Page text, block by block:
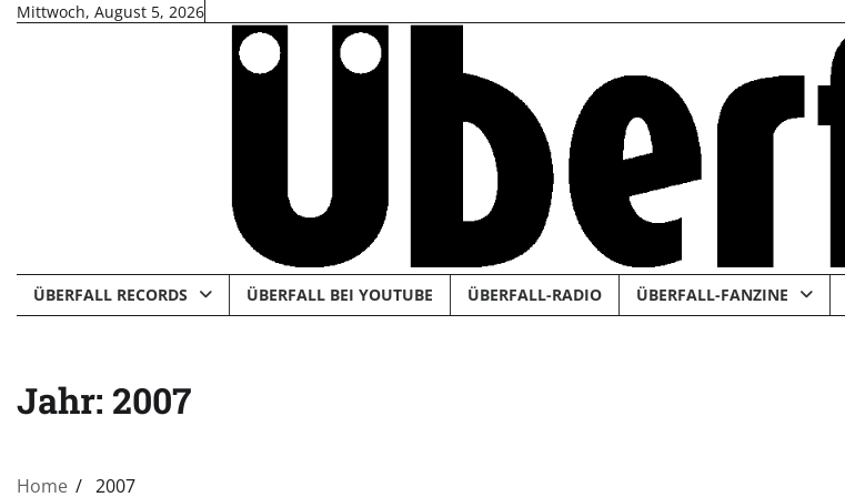
SkipMittwoch, August 5, 2026
ÜBERFALL RECORDS ÜBERFALL BEI YOUTUBE ÜBERFALL-RADIO ÜBERFALL-FANZINE
Jahr: 2007
Home 2007